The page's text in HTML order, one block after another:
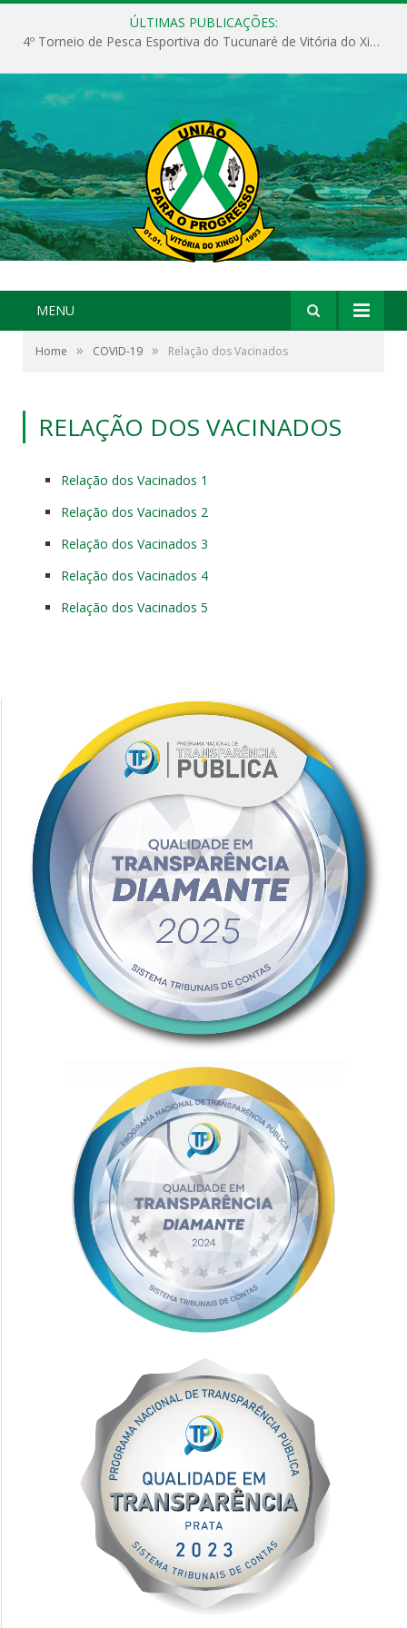
ÚLTIMAS PUBLICAÇÕES:
4º Torneio de Pesca Esportiva do Tucunaré de Vitória do Xingu
MENU
Home » COVID-19 » Relação dos Vacinados
RELAÇÃO DOS VACINADOS
Relação dos Vacinados 1
Relação dos Vacinados 2
Relação dos Vacinados 3
Relação dos Vacinados 4
Relação dos Vacinados 5